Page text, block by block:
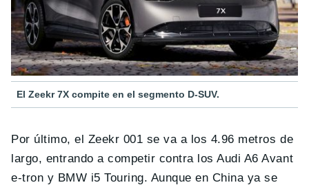
El Zeekr 7X compite en el segmento D-SUV.
Por último, el Zeekr 001 se va a los 4.96 metros de
largo, entrando a competir contra los Audi A6 Avant
e-tron y BMW i5 Touring. Aunque en China ya se